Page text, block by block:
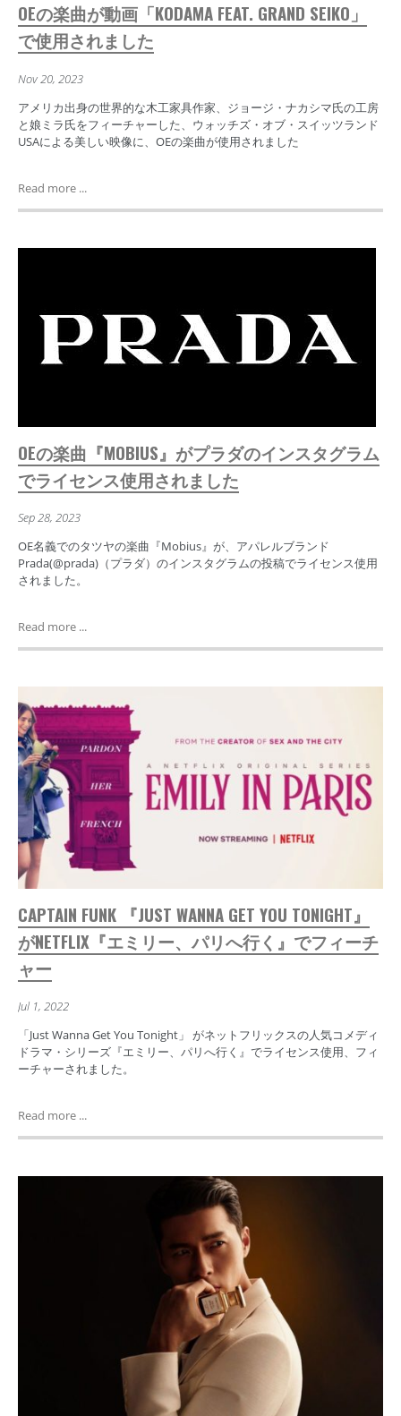
OEの楽曲が動画「KODAMA FEAT. GRAND SEIKO」
で使用されました
Nov 20, 2023
アメリカ出身の世界的な木工家具作家、ジョージ・ナカシマ氏の工房
と娘ミラ氏をフィーチャーした、ウォッチズ・オブ・スイッツランド
USAによる美しい映像に、OEの楽曲が使用されました
Read more ...
OEの楽曲『MOBIUS』がプラダのインスタグラム
でライセンス使用されました
Sep 28, 2023
OE名義でのタツヤの楽曲『Mobius』が、アパレルブランド
Prada(@prada)（プラダ）のインスタグラムの投稿でライセンス使用
されました。
Read more ...
CAPTAIN FUNK 『JUST WANNA GET YOU TONIGHT』
がNETFLIX『エミリー、パリへ行く』でフィーチ
ャー
Jul 1, 2022
「Just Wanna Get You Tonight」 がネットフリックスの人気コメディ
ドラマ・シリーズ『エミリー、パリへ行く』でライセンス使用、フィ
ーチャーされました。
Read more ...